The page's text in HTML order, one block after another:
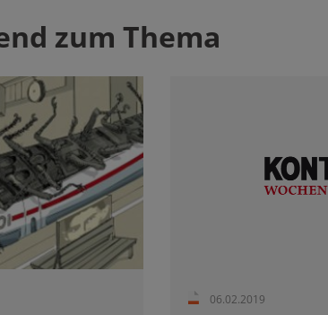
zum Thema
06.02.2019